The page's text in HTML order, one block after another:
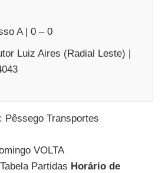
A | 0 – 0
Luiz Aires (Radial Leste) |
Pêssego Transportes
VOLTA
Partidas Horário de